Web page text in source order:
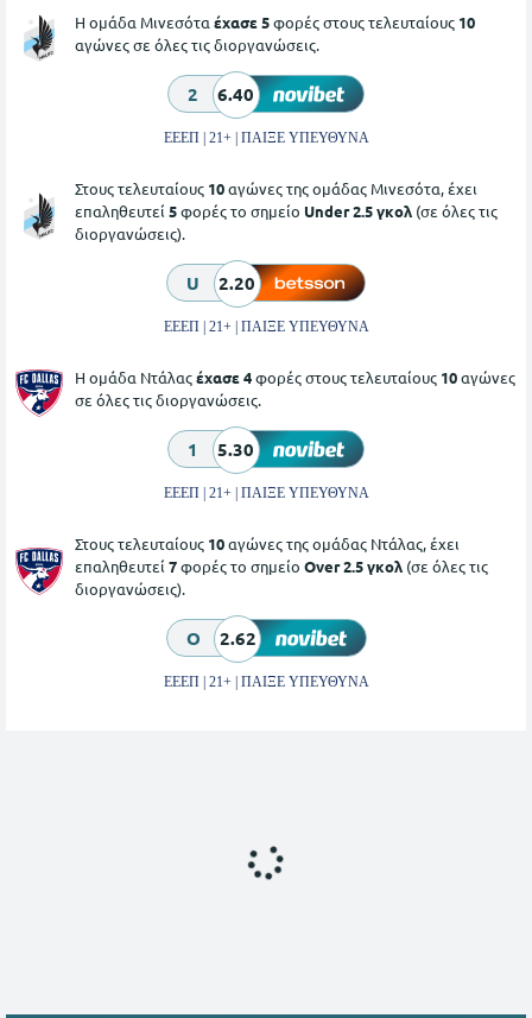
Η ομάδα Μινεσότα έχασε 5φορές στους τελευταίους 10
αγώνες σε όλες τις διοργανώσεις.
2 6.40
ΕΕΕΠ | 21+ | ΠΑΙΞΕ ΥΠΕΥΘΥΝΑ
Στους τελευταίους 10αγώνες της ομάδας Μινεσότα, έχει
επαληθευτεί 5φορές το σημείο Under 2.5 γκολ (σε όλες τις
διοργανώσεις).
U 2.20
ΕΕΕΠ | 21+ | ΠΑΙΞΕ ΥΠΕΥΘΥΝΑ
Η ομάδα Ντάλαςέχασε 4φορές στους τελευταίους 10αγώνες
σε όλες τις διοργανώσεις.
1 5.30
ΕΕΕΠ | 21+ | ΠΑΙΞΕ ΥΠΕΥΘΥΝΑ
Στους τελευταίους 10αγώνες της ομάδας Ντάλας, έχει
επαληθευτεί 7φορές το σημείο Over 2.5 γκολ (σε όλες τις
διοργανώσεις).
O 2.62
ΕΕΕΠ | 21+ | ΠΑΙΞΕ ΥΠΕΥΘΥΝΑ